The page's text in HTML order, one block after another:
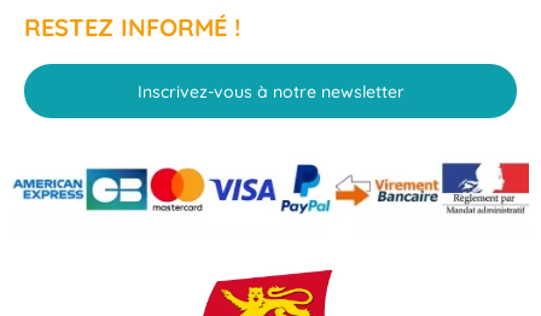
RESTEZ INFORMÉ !
Inscrivez-vous à notre newsletter